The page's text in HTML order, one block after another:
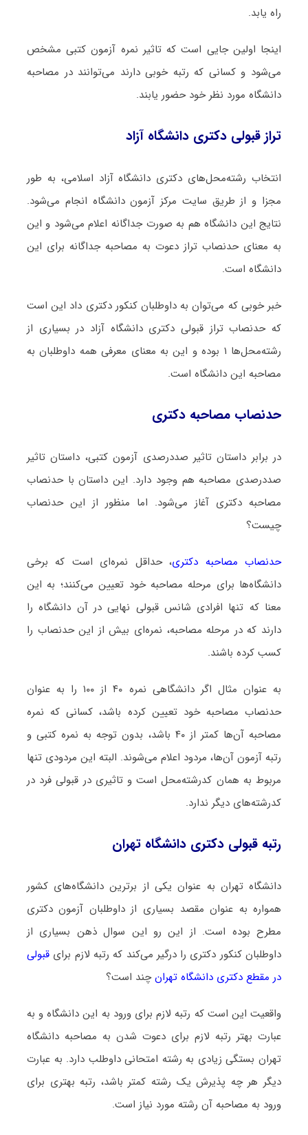
راه یابد.
اینجا اولین جایی است که تاثیر نمره آزمون کتبی مشخص
می‌شود و کسانی که رتبه خوبی دارند می‌توانند در مصاحبه
دانشگاه مورد نظر خود حضور یابند.
تراز قبولی دکتری دانشگاه آزاد
انتخاب رشته‌محل‌های دکتری دانشگاه آزاد اسلامی، به طور
مجزا و از طریق سایت مرکز آزمون دانشگاه انجام می‌شود.
نتایج این دانشگاه هم به صورت جداگانه اعلام می‌شود و این
به معنای حدنصاب تراز دعوت به مصاحبه جداگانه برای این
دانشگاه است.
خبر خوبی که می‌توان به داوطلبان کنکور دکتری داد این است
که حدنصاب تراز قبولی دکتری دانشگاه آزاد در بسیاری از
رشته‌محل‌ها ۱ بوده و این به معنای معرفی همه داوطلبان به
مصاحبه این دانشگاه است.
حدنصاب مصاحبه دکتری
در برابر داستان تاثیر صددرصدی آزمون کتبی، داستان تاثیر
صددرصدی مصاحبه هم وجود دارد. این داستان با حدنصاب
مصاحبه دکتری آغاز می‌شود. اما منظور از این حدنصاب
چیست؟
حدنصاب مصاحبه دکتری، حداقل نمره‌ای است که برخی
دانشگاه‌ها برای مرحله مصاحبه خود تعیین می‌کنند؛ به این
معنا که تنها افرادی شانس قبولی نهایی در آن دانشگاه را
دارند که در مرحله مصاحبه، نمره‌ای بیش از این حدنصاب را
کسب کرده باشند.
به عنوان مثال اگر دانشگاهی نمره ۴۰ از ۱۰۰ را به عنوان
حدنصاب مصاحبه خود تعیین کرده باشد، کسانی که نمره
مصاحبه آن‌ها کمتر از ۴۰ باشد، بدون توجه به نمره کتبی و
رتبه آزمون آن‌ها، مردود اعلام می‌شوند. البته این مردودی تنها
مربوط به همان کدرشته‌محل است و تاثیری در قبولی فرد در
کدرشته‌های دیگر ندارد.
رتبه قبولی دکتری دانشگاه تهران
دانشگاه تهران به عنوان یکی از برترین دانشگاه‌های کشور
همواره به عنوان مقصد بسیاری از داوطلبان آزمون دکتری
مطرح بوده است. از این رو این سوال ذهن بسیاری از
داوطلبان کنکور دکتری را درگیر می‌کند که رتبه لازم برایقبولی
در مقطع دکتری دانشگاه تهرانچند است؟
واقعیت این است که رتبه لازم برای ورود به این دانشگاه و به
عبارت بهتر رتبه لازم برای دعوت شدن به مصاحبه دانشگاه
تهران بستگی زیادی به رشته امتحانی داوطلب دارد. به عبارت
دیگر هر چه پذیرش یک رشته کمتر باشد، رتبه بهتری برای
ورود به مصاحبه آن رشته مورد نیاز است.